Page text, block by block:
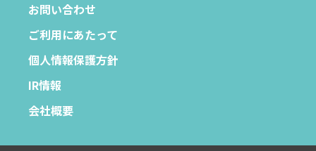
お問い合わせ
ご利用にあたって
個人情報保護方針
IR情報
会社概要